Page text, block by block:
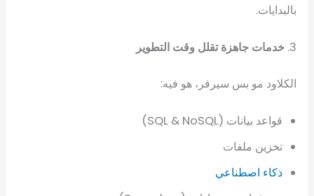
بالبدايات.
3. خدمات جاهزة تقلل وقت التطوير
الكلاود مو بس سيرفر، هو فيه:
قواعد بيانات (SQL & NoSQL)
تخزين ملفات
ذكاء اصطناعي